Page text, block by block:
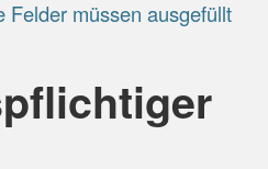
Felder müssen ausgefüllt